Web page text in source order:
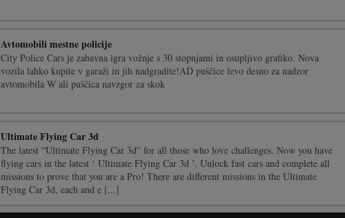
Avtomobili mestne policije
City Police Cars je zabavna igra vožnje s 30 stopnjami in osupljivo grafiko. Nova
vozila lahko kupite v garaži in jih nadgradite!AD puščice levo desno za nadzor
avtomobila W ali puščica navzgor za skok
Ultimate Flying Car 3d
The latest “Ultimate Flying Car 3d” for all those who love challenges. Now you have
flying cars in the latest ‘ Ultimate Flying Car 3d ’. Unlock fast cars and complete all
missions to prove that you are a Pro! There are different missions in the Ultimate
Flying Car 3d, each and e [...]